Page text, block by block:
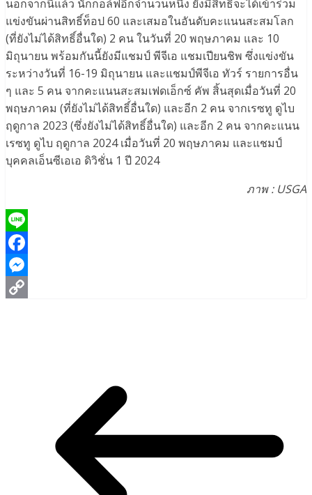
นอกจากนี้แล้ว นักกอล์ฟอีกจำนวนหนึ่ง ยังมีสิทธิ์จะได้เข้าร่วม
แข่งขันผ่านสิทธิ์ท็อป 60 และเสมอในอันดับคะแนนสะสมโลก
(ที่ยังไม่ได้สิทธิ์อื่นใด) 2 คน ในวันที่ 20 พฤษภาคม และ 10
มิถุนายน พร้อมกันนี้ยังมีแชมป์ พีจีเอ แชมเปียนชิพ ซึ่งแข่งขัน
ระหว่างวันที่ 16-19 มิถุนายน และแชมป์พีจีเอ ทัวร์ รายการอื่น
ๆ และ 5 คน จากคะแนนสะสมเฟดเอ็กซ์ คัพ สิ้นสุดเมื่อวันที่ 20
พฤษภาคม (ที่ยังไม่ได้สิทธิ์่อื่นใด) และอีก 2 คน จากเรซทู ดูไบ
ฤดูกาล 2023 (ซึ่งยังไม่ได้สิทธิ์อื่นใด) และอีก 2 คน จากคะแนน
เรซทู ดูไบ ฤดูกาล 2024 เมื่อวันที่ 20 พฤษภาคม และแชมป์
บุคคลเอ็นซีเอเอ ดิวิชั่น 1 ปี 2024
ภาพ : USGA
Line
Facebook
Messenger